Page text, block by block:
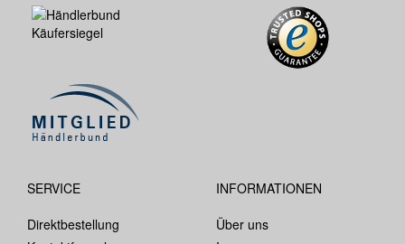
SERVICE
Direktbestellung
INFORMATIONEN
Über uns